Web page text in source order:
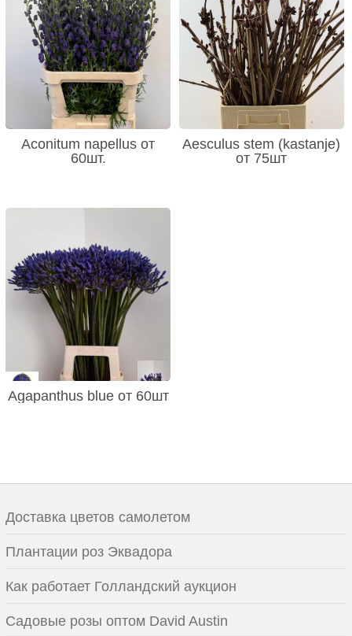
Aconitum napellus от
60шт.
Aesculus stem (kastanje)
от 75шт
Agapanthus blue от 60шт
Доставка цветов самолетом
Плантации роз Эквадора
Как работает Голландский аукцион
Садовые розы оптом David Austin